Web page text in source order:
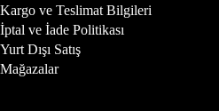
Kargo ve Teslimat Bilgileri
İptal ve İade Politikası
Yurt Dışı Satış
Mağazalar